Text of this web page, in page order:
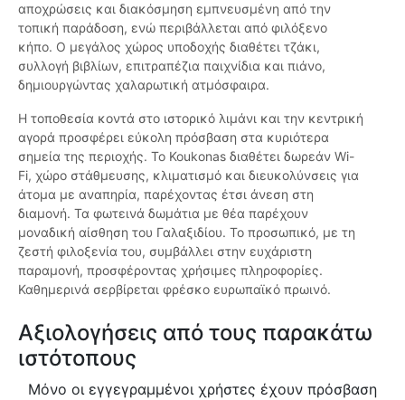
αποχρώσεις και διακόσμηση εμπνευσμένη από την
τοπική παράδοση, ενώ περιβάλλεται από φιλόξενο
κήπο. Ο μεγάλος χώρος υποδοχής διαθέτει τζάκι,
συλλογή βιβλίων, επιτραπέζια παιχνίδια και πιάνο,
δημιουργώντας χαλαρωτική ατμόσφαιρα.
Η τοποθεσία κοντά στο ιστορικό λιμάνι και την κεντρική
αγορά προσφέρει εύκολη πρόσβαση στα κυριότερα
σημεία της περιοχής. Το Koukonas διαθέτει δωρεάν Wi-
Fi, χώρο στάθμευσης, κλιματισμό και διευκολύνσεις για
άτομα με αναπηρία, παρέχοντας έτσι άνεση στη
διαμονή. Τα φωτεινά δωμάτια με θέα παρέχουν
μοναδική αίσθηση του Γαλαξιδίου. Το προσωπικό, με τη
ζεστή φιλοξενία του, συμβάλλει στην ευχάριστη
παραμονή, προσφέροντας χρήσιμες πληροφορίες.
Καθημερινά σερβίρεται φρέσκο ευρωπαϊκό πρωινό.
Αξιολογήσεις από τους παρακάτω
ιστότοπους
Μόνο οι εγγεγραμμένοι χρήστες έχουν πρόσβαση